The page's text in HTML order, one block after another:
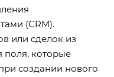
(CRM).
или сделок из
поля, которые
создании нового